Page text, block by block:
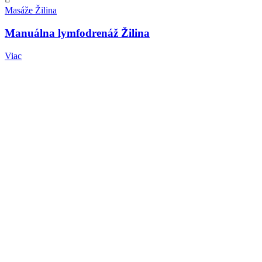
Masáže Žilina
Manuálna lymfodrenáž Žilina
Viac